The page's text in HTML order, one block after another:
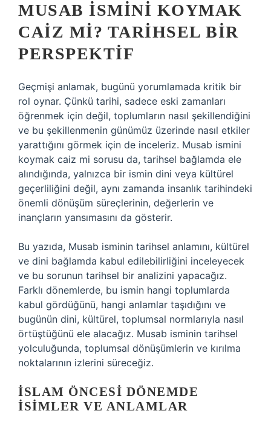
MUSAB İSMINI KOYMAK
CAIZ MI? TARIHSEL BIR
PERSPEKTIF
Geçmişi anlamak, bugünü yorumlamada kritik bir
rol oynar. Çünkü tarihi, sadece eski zamanları
öğrenmek için değil, toplumların nasıl şekillendiğini
ve bu şekillenmenin günümüz üzerinde nasıl etkiler
yarattığını görmek için de inceleriz. Musab ismini
koymak caiz mi sorusu da, tarihsel bağlamda ele
alındığında, yalnızca bir ismin dini veya kültürel
geçerliliğini değil, aynı zamanda insanlık tarihindeki
önemli dönüşüm süreçlerinin, değerlerin ve
inançların yansımasını da gösterir.
Bu yazıda, Musab isminin tarihsel anlamını, kültürel
ve dini bağlamda kabul edilebilirliğini inceleyecek
ve bu sorunun tarihsel bir analizini yapacağız.
Farklı dönemlerde, bu ismin hangi toplumlarda
kabul gördüğünü, hangi anlamlar taşıdığını ve
bugünün dini, kültürel, toplumsal normlarıyla nasıl
örtüştüğünü ele alacağız. Musab isminin tarihsel
yolculuğunda, toplumsal dönüşümlerin ve kırılma
noktalarının izlerini süreceğiz.
İSLAM ÖNCESI DÖNEMDE
İSIMLER VE ANLAMLAR